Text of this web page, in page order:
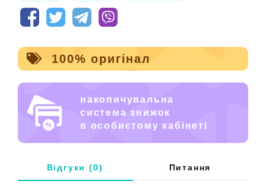
100% оригінал
накопичувальна
система знижок
в особистому кабінеті
Відгуки (0) Питання